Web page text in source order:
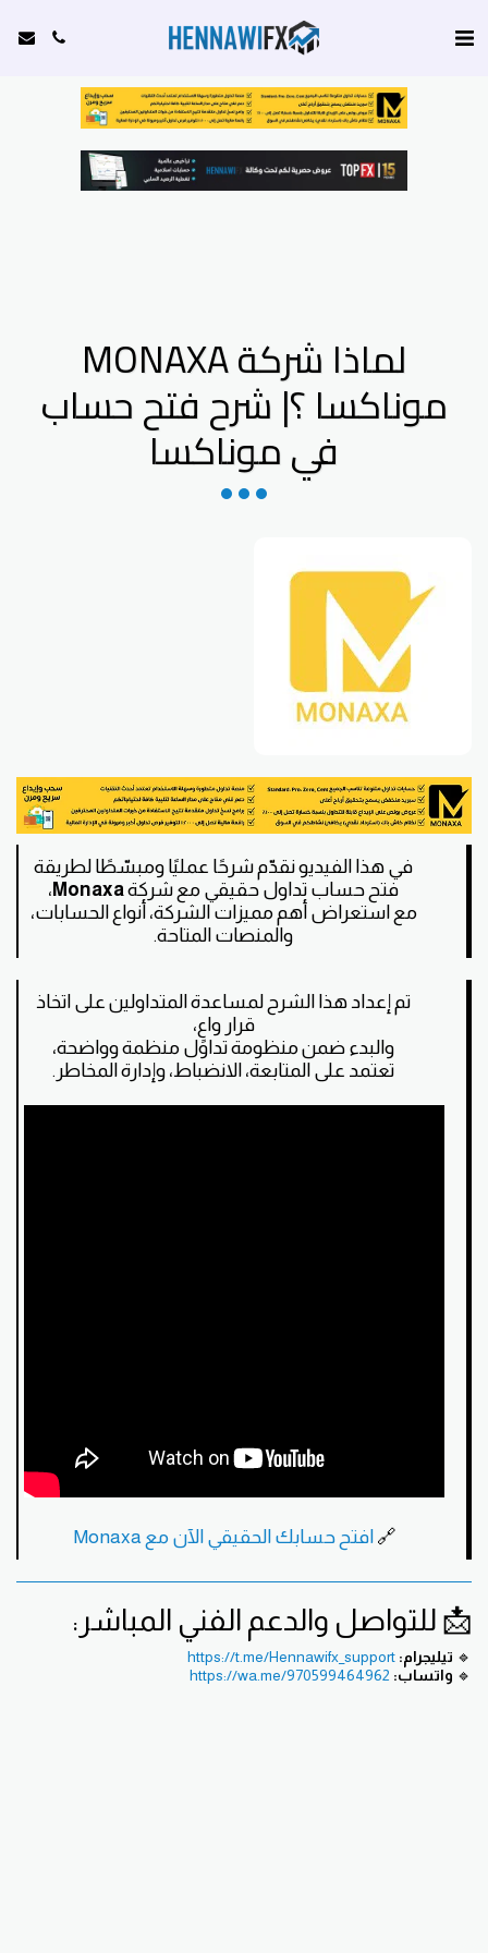
لماذا شركة MONAXA
موناكسا ؟| شرح فتح حساب
في موناكسا
في هذا الفيديو نقدّم شرحًا عمليًا ومبسّطًا لطريقة
فتح حساب تداول حقيقي مع شركةMonaxa ،
مع استعراض أهم مميزات الشركة، أنواع الحسابات،
والمنصات المتاحة.
تم إعداد هذا الشرح لمساعدة المتداولين على اتخاذ
قرار واعٍ،
والبدء ضمن منظومة تداول منظمة وواضحة،
تعتمد على المتابعة، الانضباط، وإدارة المخاطر.
🔗 افتح حسابك الحقيقي الآن مع Monaxa
📩 للتواصل والدعم الفني المباشر:
🔹 تيليجرام: https://t.me/Hennawifx_support
🔹 واتساب: https://wa.me/970599464962